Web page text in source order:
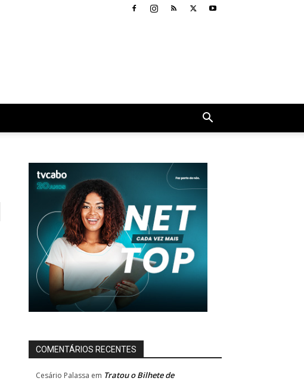
COMENTÁRIOS RECENTES
Cesário Palassa em Tratou o Bilhete de